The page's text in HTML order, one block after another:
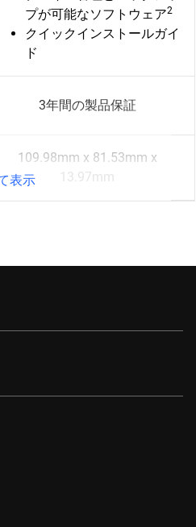
プが可能なソフトウェア2
クイックインストールガイ
ド
3年間の製品保証
109.98mm x 81.53mm x
13.97mm
表示